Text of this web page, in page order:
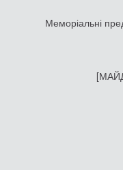
Меморіальні